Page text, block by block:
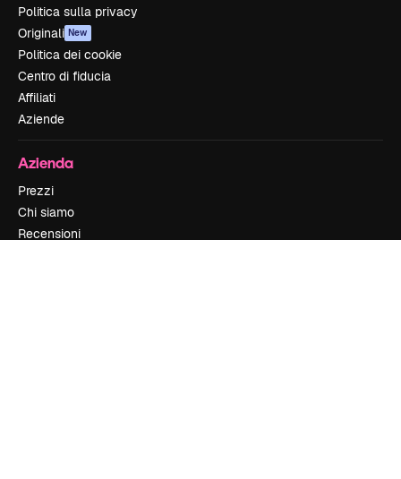
Politica sulla privacy
Originali New
Politica dei cookie
Centro di fiducia
Affiliati
Aziende
Azienda
Prezzi
Chi siamo
Recensioni